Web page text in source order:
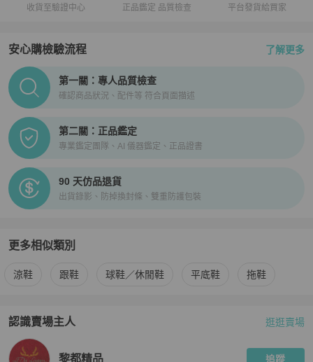
收貨至驗證中心 正品鑑定 品質檢查 平台發貨給買家
安心購檢驗流程 了解更多
PopChill拍拍圈正品驗證、安心購檢驗流程介紹
第一關：專人品質檢查
確認商品狀況、配件等 符合頁面描述
第二關：正品鑑定
專業鑑定團隊、AI 儀器鑑定、正品證書
90 天仿品退貨
出貨錄影、防掉換封條、雙重防護包裝
更多相似類別
更多Roger Vivier 女鞋相似商品推薦
涼鞋 跟鞋 球鞋／休閒鞋 平底鞋 拖鞋
認識賣場主人
PopChill 拍拍圈嚴選賣家
逛逛賣場
黎都精品 追蹤